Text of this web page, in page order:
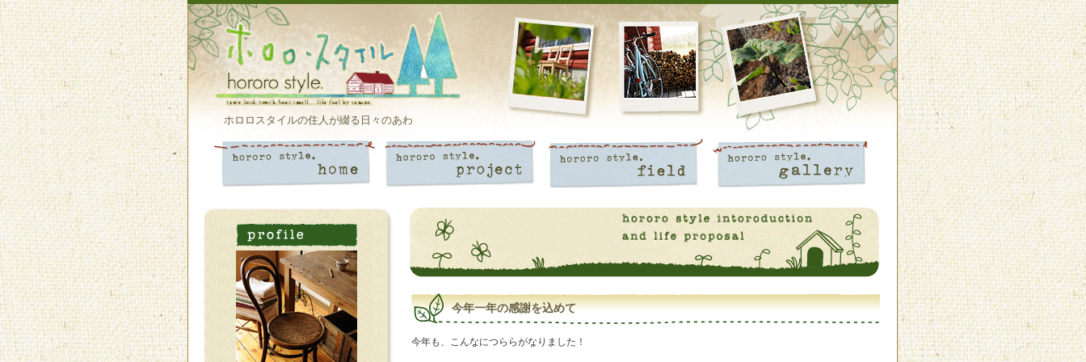
ホロロスタイルの住人が綴る日々のあわ
今年一年の感謝を込めて
今年も、こんなにつららがなりました！